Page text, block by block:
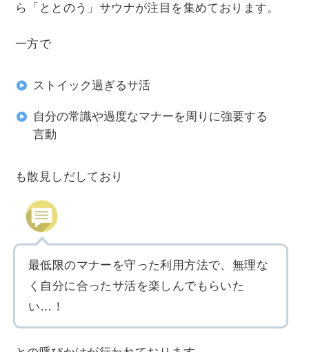
ら「ととのう」サウナが注目を集めております。
一方で
ストイック過ぎるサ活
自分の常識や過度なマナーを周りに強要する
言動
も散見しだしており
最低限のマナーを守った利用方法で、無理な
く自分に合ったサ活を楽しんでもらいた
い…！